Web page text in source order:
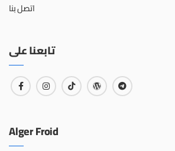
اتصل بنا
تابعنا على
Alger Froid